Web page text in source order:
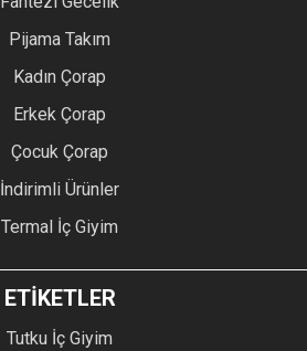
Pijama Takım
Kadın Çorap
Erkek Çorap
Çocuk Çorap
İndirimli Ürünler
Termal İç Giyim
ETİKETLER
Tutku İç Giyim